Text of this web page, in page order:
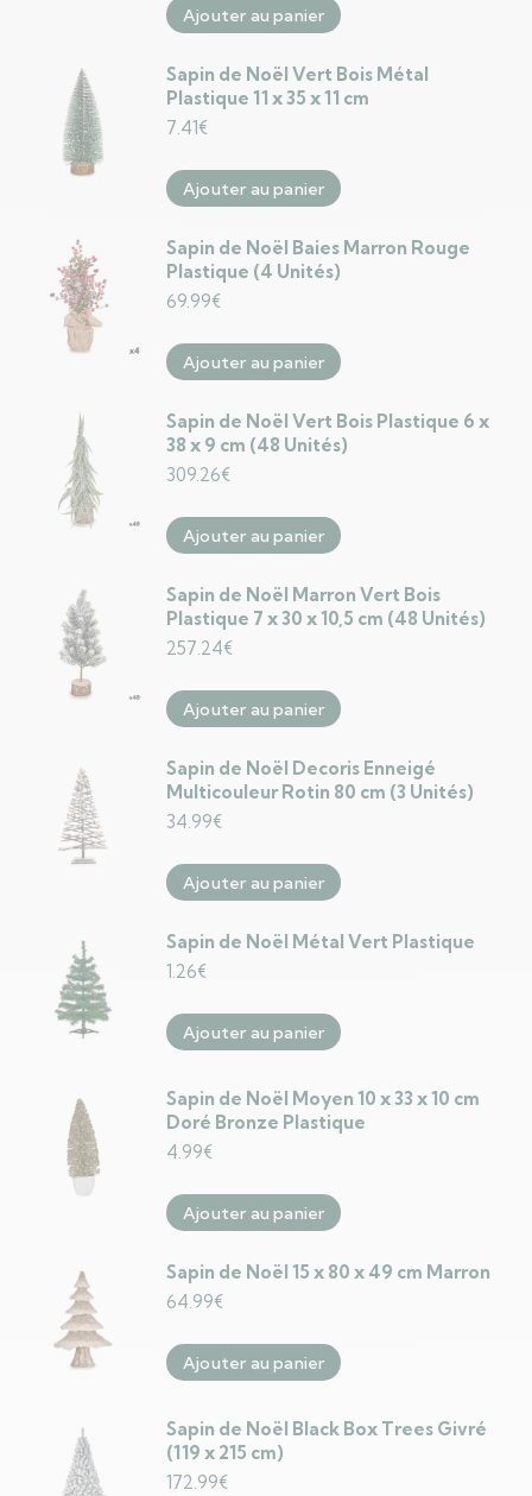
Ajouter au panier
Sapin de Noël Vert Bois Métal
Plastique 11 x 35 x 11 cm
7.41€
Ajouter au panier
Sapin de Noël Baies Marron Rouge
Plastique (4 Unités)
69.99€
Ajouter au panier
Sapin de Noël Vert Bois Plastique 6 x
38 x 9 cm (48 Unités)
309.26€
Ajouter au panier
Sapin de Noël Marron Vert Bois
Plastique 7 x 30 x 10,5 cm (48 Unités)
257.24€
Ajouter au panier
Sapin de Noël Decoris Enneigé
Multicouleur Rotin 80 cm (3 Unités)
34.99€
Ajouter au panier
Sapin de Noël Métal Vert Plastique
1.26€
Ajouter au panier
Sapin de Noël Moyen 10 x 33 x 10 cm
Doré Bronze Plastique
4.99€
Ajouter au panier
Sapin de Noël 15 x 80 x 49 cm Marron
64.99€
Ajouter au panier
Sapin de Noël Black Box Trees Givré
(119 x 215 cm)
172.99€